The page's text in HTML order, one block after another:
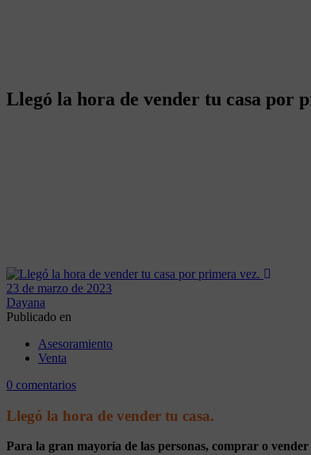
Llegó la hora de vender tu casa por
23 de marzo de 2023
Dayana
Publicado en
Asesoramiento
Venta
0 comentarios
Llegó la hora de vender tu casa.
Para la gran mayoría de las personas, comprar o